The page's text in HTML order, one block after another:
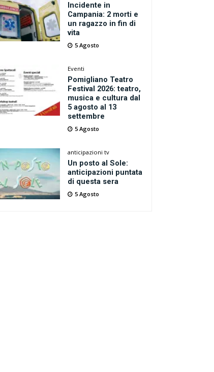
Incidente in
Campania: 2 morti e
un ragazzo in fin di
vita
5 Agosto
Eventi
Pomigliano Teatro
Festival 2026: teatro,
musica e cultura dal
5 agosto al 13
settembre
5 Agosto
anticipazioni tv
Un posto al Sole:
anticipazioni puntata
di questa sera
5 Agosto